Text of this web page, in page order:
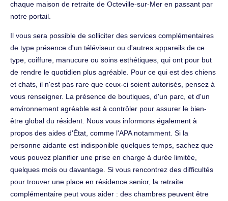
chaque maison de retraite de Octeville-sur-Mer en passant par
notre portail.
Il vous sera possible de solliciter des services complémentaires
de type présence d'un téléviseur ou d'autres appareils de ce
type, coiffure, manucure ou soins esthétiques, qui ont pour but
de rendre le quotidien plus agréable. Pour ce qui est des chiens
et chats, il n'est pas rare que ceux-ci soient autorisés, pensez à
vous renseigner. La présence de boutiques, d'un parc, et d'un
environnement agréable est à contrôler pour assurer le bien-
être global du résident. Nous vous informons également à
propos des aides d'État, comme l'APA notamment. Si la
personne aidante est indisponible quelques temps, sachez que
vous pouvez planifier une prise en charge à durée limitée,
quelques mois ou davantage. Si vous rencontrez des difficultés
pour trouver une place en résidence senior, la retraite
complémentaire peut vous aider : des chambres peuvent être